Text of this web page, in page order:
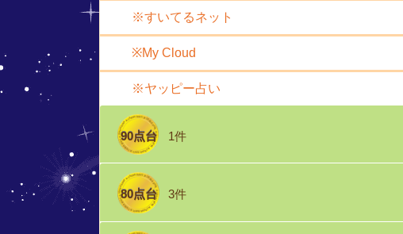
※すいてるネット
※My Cloud
※ヤッピー占い
90点台 1件
80点台 3件